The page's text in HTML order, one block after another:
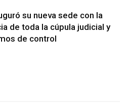
su nueva sede con la
de toda la cúpula judicial y
de control